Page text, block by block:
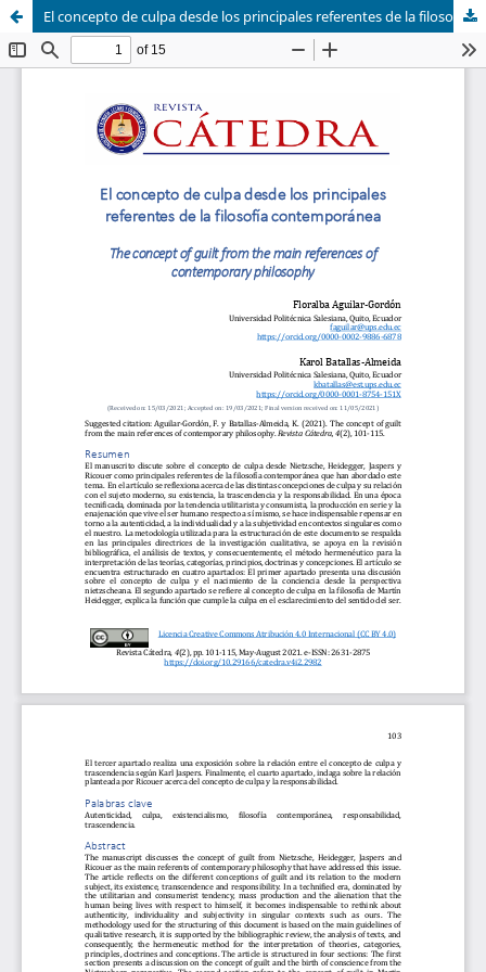
El concepto de culpa desde los principales referentes de la filosofía contemporánea